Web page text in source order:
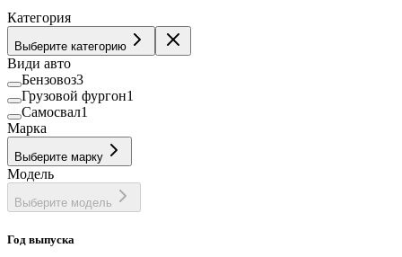
Категория
Выберите категорию
Види авто
Бензовоз3
Грузовой фургон1
Самосвал1
Марка
Выберите марку
Модель
Выберите модель
Год выпуска